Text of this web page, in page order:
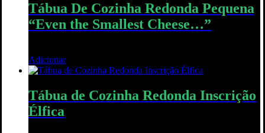
Tábua De Cozinha Redonda Pequena
“Even the Smallest Cheese…”
Adicionar
Tábua de Cozinha Redonda Inscrição
Élfica